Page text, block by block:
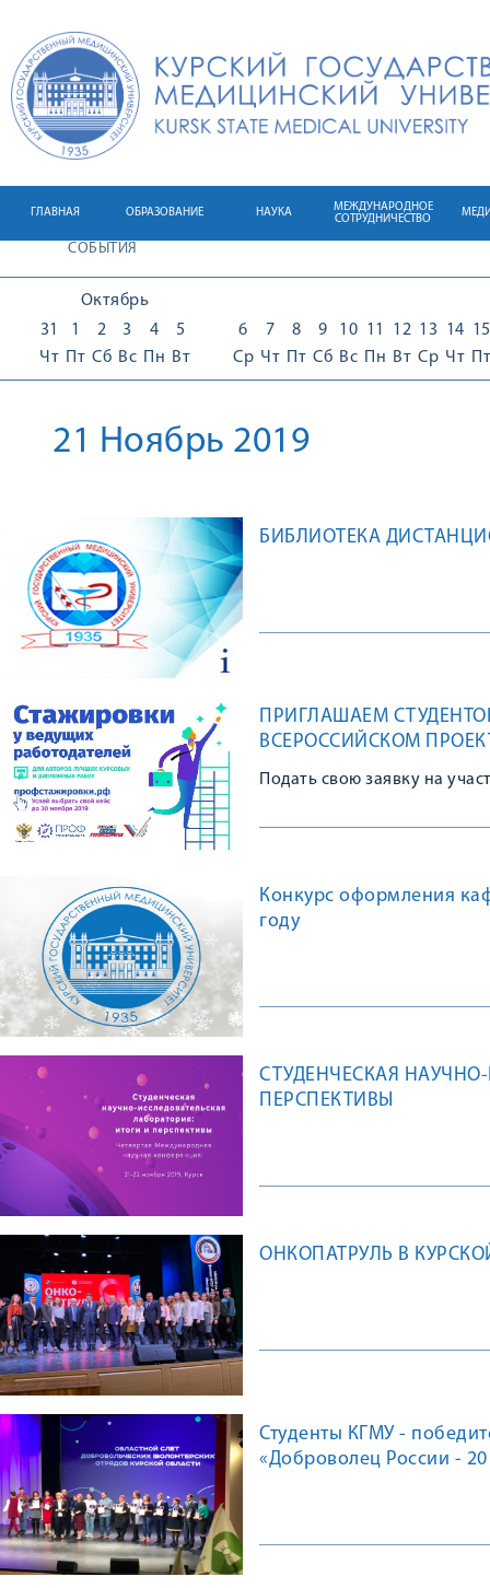
ГЛАВНАЯ ОБРАЗОВАНИЕ НАУКА
МЕЖДУНАРОДНОЕ
СОТРУДНИЧЕСТВО
СОБЫТИЯ
Октябрь
31
Чт
1
Пт
2
Сб
3
Вс
4
Пн
5
Вт
6
Ср
7
Чт
8
Пт
9
Сб
10
Вс
11
Пн
12
Вт
13
Ср
14
Чт
15
Пт
21 Ноябрь 2019
БИБЛИОТЕКА
ПРИГЛАШАЕМ
ВСЕРОССИЙСКОМ
Подать свою заявку на
Конкурс оформления
году
СТУДЕНЧЕСКАЯ
ПЕРСПЕКТИВЫ
ОНКОПАТРУЛЬ В
Студенты КГМУ -
«Доброволец России -